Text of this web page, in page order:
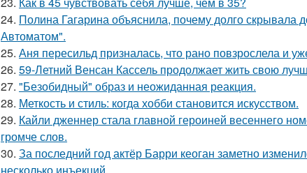
24. Полина Гагарина объяснила, почему долго
Автоматом".
25. Аня пересильд призналась, что рано повзрослела и
26. 59-Летний Венсан Кассель продолжает жить свою
27. "Безобидный" образ и неожиданная реакция.
28. Меткость и стиль: когда хобби становится искусством.
29. Кайли дженнер стала главной героиней весеннего
громче слов.
30. За последний год актёр Барри кеоган заметно